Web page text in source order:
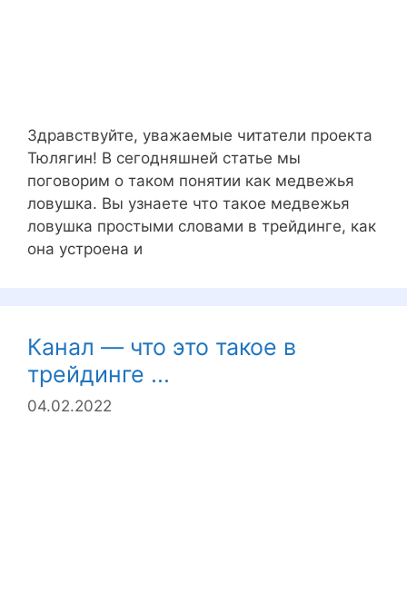
Здравствуйте, уважаемые читатели проекта
Тюлягин! В сегодняшней статье мы
поговорим о таком понятии как медвежья
ловушка. Вы узнаете что такое медвежья
ловушка простыми словами в трейдинге, как
она устроена и
Канал — что это такое в
трейдинге ...
04.02.2022